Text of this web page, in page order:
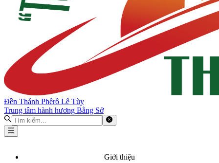
Đền Thánh Phêrô Lê Tùy
Trung tâm hành hương Bằng Sở
Giới thiệu